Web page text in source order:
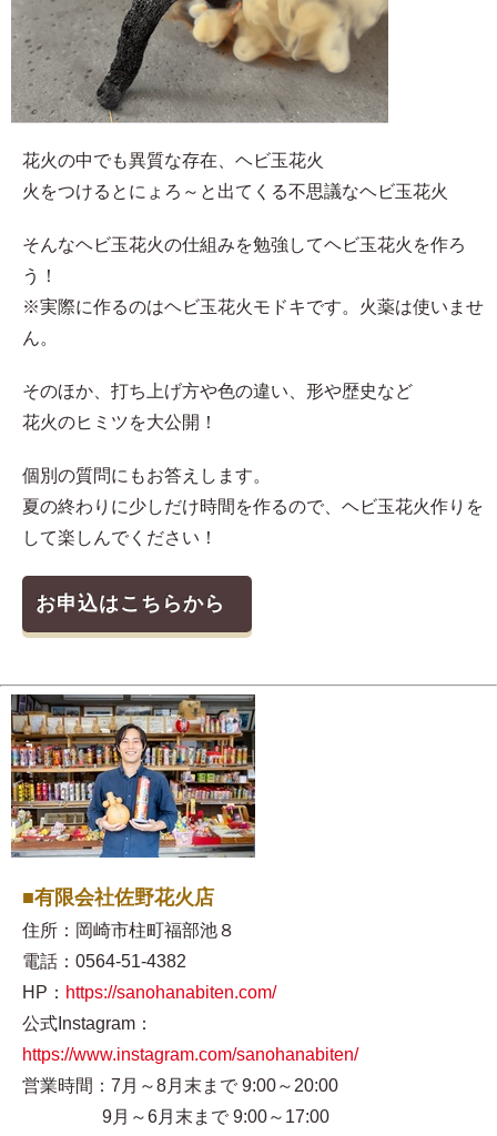
花火の中でも異質な存在、ヘビ玉花火
火をつけるとにょろ～と出てくる不思議なヘビ玉花火
そんなヘビ玉花火の仕組みを勉強してヘビ玉花火を作ろ
う！
※実際に作るのはヘビ玉花火モドキです。火薬は使いませ
ん。
そのほか、打ち上げ方や色の違い、形や歴史など
花火のヒミツを大公開！
個別の質問にもお答えします。
夏の終わりに少しだけ時間を作るので、ヘビ玉花火作りを
して楽しんでください！
お申込はこちらから
■有限会社佐野花火店
住所：岡崎市柱町福部池８
電話：0564-51-4382
HP： https://sanohanabiten.com/
公式Instagram：
https://www.instagram.com/sanohanabiten/
営業時間：7月～8月末まで 9:00～20:00
9月～6月末まで 9:00～17:00